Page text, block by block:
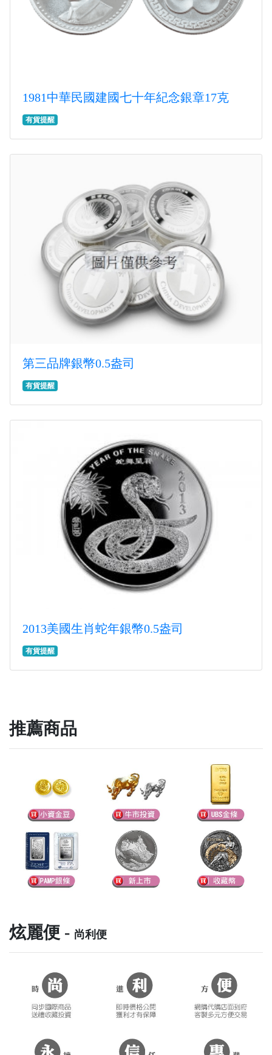
1981中華民國建國七十年紀念銀章17克
有貨提醒
第三品牌銀幣0.5盎司
有貨提醒
2013美國生肖蛇年銀幣0.5盎司
有貨提醒
推薦商品
炫麗便 - 尚利便